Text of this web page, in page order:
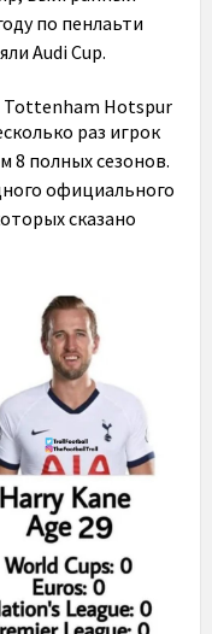
по пенлаьти
Audi Cup.
раз игрок
8 полных сезонов.
официального
сказано